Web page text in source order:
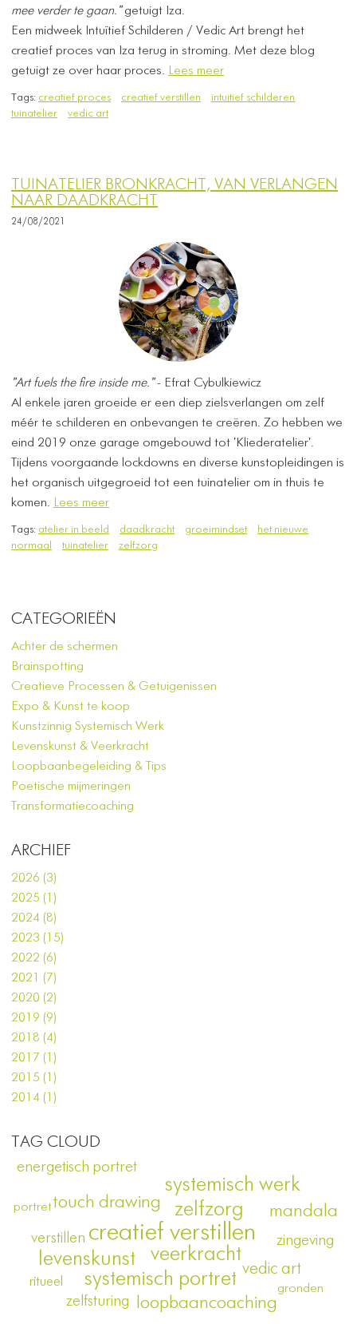
mee verder te gaan."getuigt Iza.
Een midweek Intuïtief Schilderen / Vedic Art brengt het
creatief proces van Iza terug in stroming. Met deze blog
getuigt ze over haar proces. Lees meer
Tags: creatief proces creatief verstillen
intuitief schilderen
tuinatelier
vedic art
TUINATELIER BRONKRACHT, VAN VERLANGEN
NAAR DAADKRACHT
24/08/2021
"Art fuels the fire inside me."- Efrat Cybulkiewicz
Al enkele jaren groeide er een diep zielsverlangen om zelf
méér te schilderen en onbevangen te creëren. Zo hebben we
eind 2019 onze garage omgebouwd tot 'Kliederatelier'.
Tijdens voorgaande lockdowns en diverse kunstopleidingen is
het organisch uitgegroeid tot een tuinatelier om in thuis te
komen. Lees meer
Tags: atelier in beeld daadkracht groeimindset
het nieuwe
normaal
tuinatelier zelfzorg
CATEGORIEËN
Achter de schermen
Brainspotting
Creatieve Processen & Getuigenissen
Expo & Kunst te koop
Kunstzinnig Systemisch Werk
Levenskunst & Veerkracht
Loopbaanbegeleiding & Tips
Poetische mijmeringen
Transformatiecoaching
ARCHIEF
2026 (3)
2025 (1)
2024 (8)
2023 (15)
2022 (6)
2021 (7)
2020 (2)
2019 (9)
2018 (4)
2017 (1)
2015 (1)
2014 (1)
TAG CLOUD
creatief verstillen
veerkracht
zelfzorg
systemisch portret
systemisch werk
levenskunst
touch drawing
loopbaancoaching
mandala
vedic art
zingeving
zelfsturing
energetisch portret
verstillen
ritueel
gronden
portret